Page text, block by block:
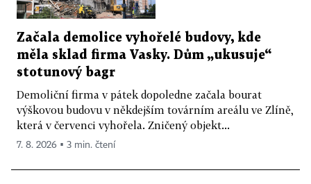
Začala demolice vyhořelé budovy, kde
měla sklad firma Vasky. Dům „ukusuje“
stotunový bagr
Demoliční firma v pátek dopoledne začala bourat
výškovou budovu v někdejším továrním areálu ve Zlíně,
která v červenci vyhořela. Zničený objekt...
7. 8. 2026 ▪ 3 min. čtení